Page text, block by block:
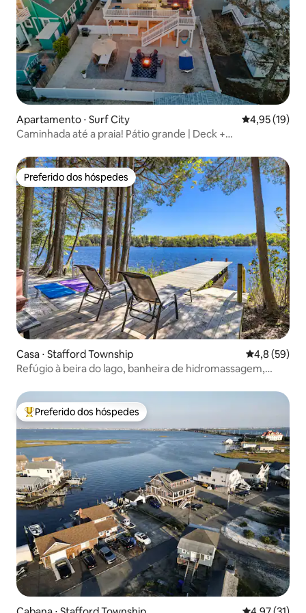
Apartamento ⋅ Surf City 4,95 de uma
4,95 (19)
Caminhada até a praia! Pátio grande | Deck +
Preferido dos hóspedes
Preferido dos hóspedes
Casa ⋅ Stafford Township 4,8 de uma
4,8 (59)
Refúgio à beira do lago, banheira de hidromassagem,
Entre os melhores preferidos dos hóspedes
Preferido dos hóspedes